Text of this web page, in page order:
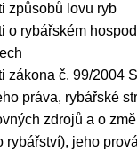
způsobů lovu ryb
o rybářském
zákona č. 99/2004
práva, rybářské
zdrojů a o
rybářství), jeho